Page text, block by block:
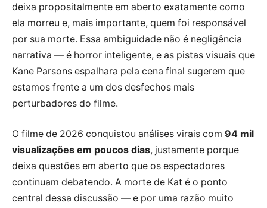
deixa propositalmente em aberto exatamente como
ela morreu e, mais importante, quem foi responsável
por sua morte. Essa ambiguidade não é negligência
narrativa — é horror inteligente, e as pistas visuais que
Kane Parsons espalhara pela cena final sugerem que
estamos frente a um dos desfechos mais
perturbadores do filme.
O filme de 2026 conquistou análises virais com 94 mil
visualizações em poucos dias, justamente porque
deixa questões em aberto que os espectadores
continuam debatendo. A morte de Kat é o ponto
central dessa discussão — e por uma razão muito